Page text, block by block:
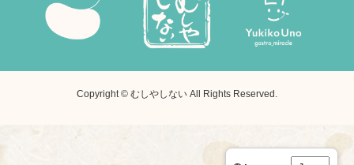
Copyright © むしやしない All Rights Reserved.